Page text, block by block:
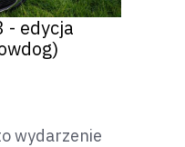
- edycja
wydarzenie